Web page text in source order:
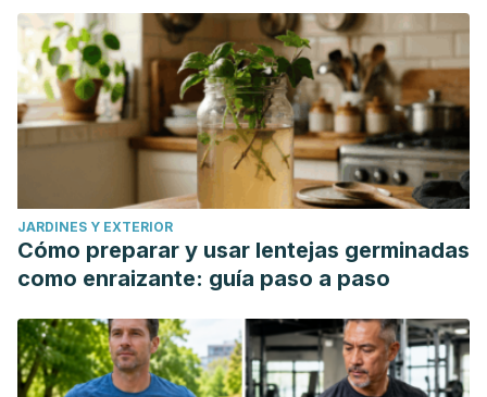
JARDINES Y EXTERIOR
Cómo preparar y usar lentejas germinadas
como enraizante: guía paso a paso